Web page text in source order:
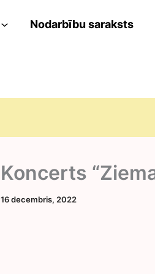
Nodarbību saraksts
Koncerts
16 decembris, 2022